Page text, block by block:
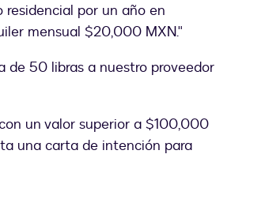
por un año en
mensual $20,000 MXN."
de 50 libras a nuestro proveedor
un valor superior a $100,000
una carta de intención para